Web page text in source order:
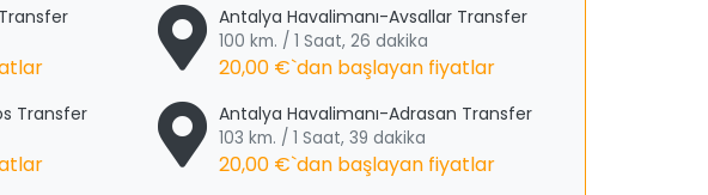
Antalya Havalimanı-Avsallar Transfer
100 km. / 1 Saat, 26 dakika
20,00 €`dan başlayan fiyatlar
Transfer Antalya Havalimanı-Adrasan Transfer
103 km. / 1 Saat, 39 dakika
20,00 €`dan başlayan fiyatlar